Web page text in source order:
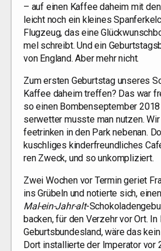
– auf einen Kaf­fee daheim mit
leicht noch ein klei­nes
Flug­zeug, das eine
mel schreibt. Und ein
von Eng­land. Aber mehr nicht.
Zum ers­ten Geburts­tag unse­res
Kaf­fee daheim tref­fen? Das war
so einen Bom­ben­sep­tem­ber
ser­wet­ter muss­te man nut­zen.
fee­trin­ken in den Park neben­an.
kusch­li­ges kin­der­freund­li­ches
ren Zweck, und so unkompliziert.
Zwei Wochen vor Ter­min geriet
ins Grü­beln und notier­te sich, einen
Mal-ein-Jahr-alt-
backen, für den Ver­zehr vor Ort.
Geburts­bun­des­land, wäre das
Dort instal­lier­te der Impe­ra­tor vor